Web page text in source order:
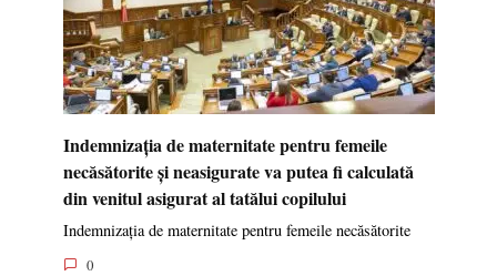
Indemnizația de maternitate pentru femeile
necăsătorite și neasigurate va putea fi calculată
din venitul asigurat al tatălui copilului
Indemnizația de maternitate pentru femeile necăsătorite
0